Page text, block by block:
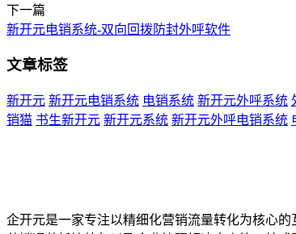
下一篇
新开元电销系统-双向回拨防封外呼软件
文章标签
新开元 新开元电销系统 电销系统 新开元外呼系统
销猫 书生新开元 新开元系统 新开元外呼电销系统
企开元是一家专注以精细化营销流量转化为核心